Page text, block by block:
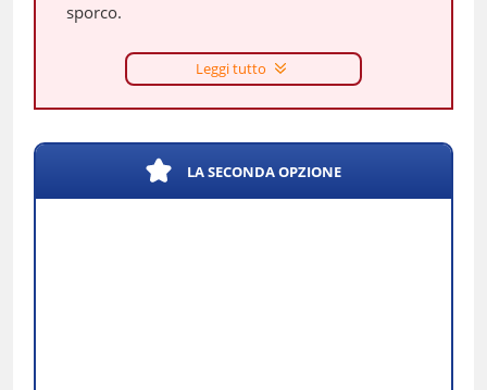
sporco.
Leggi tutto
LA SECONDA OPZIONE